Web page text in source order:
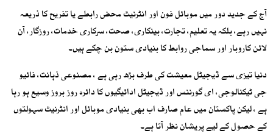
آج کے جدید دور میں موبائل فون اور انٹرنیٹ محض رابطے یا تفریح کا ذریعہ
نہیں رہے، بلکہ یہ تعلیم، تجارت، بینکاری، صحت، سرکاری خدمات، روزگار، آن
لائن کاروبار اور سماجی روابط کا بنیادی ستون بن چکے ہیں۔
دنیا تیزی سے ڈیجیٹل معیشت کی طرف بڑھ رہی ہے ، مصنوعی ذہانت، فائیو
جی ٹیکنالوجی، ای گورننس اور ڈیجیٹل ادائیگیوں کا دائرہ روز بروز وسیع ہو رہا
ہے ، لیکن پاکستان میں عام صارف اب بھی بنیادی موبائل اور انٹرنیٹ سہولتوں
کے حصول کے لیے پریشان نظر آتا ہے۔